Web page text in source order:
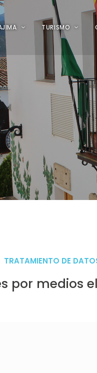
TURISMO
TRATAMIENTO DE
por medios